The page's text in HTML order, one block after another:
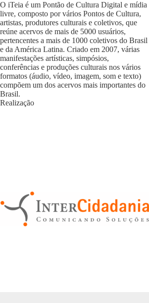
O iTeia é um Pontão de Cultura Digital e mídia
livre, composto por vários Pontos de Cultura,
artistas, produtores culturais e coletivos, que
reúne acervos de mais de 5000 usuários,
pertencentes a mais de 1000 coletivos do Brasil
e da América Latina. Criado em 2007, várias
manifestações artísticas, simpósios,
conferências e produções culturais nos vários
formatos (áudio, vídeo, imagem, som e texto)
compõem um dos acervos mais importantes do
Brasil.
Realização